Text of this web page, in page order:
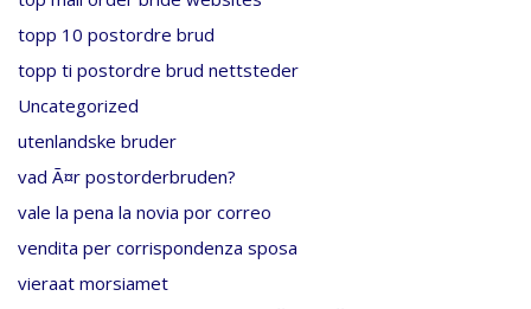
topp 10 postordre brud
topp ti postordre brud nettsteder
Uncategorized
utenlandske bruder
vad Ã¤r postorderbruden?
vale la pena la novia por correo
vendita per corrispondenza sposa
vieraat morsiamet